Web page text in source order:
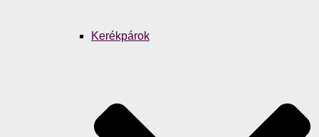
Kerékpárok